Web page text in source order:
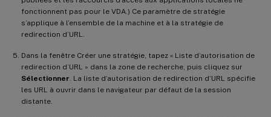
fonctionnent pas pour le VDA.) Ce paramètre de stratégie
s’applique à l’ensemble de la machine et à la stratégie de
redirection d’URL.
Dans la fenêtre Créer une stratégie, tapez « Liste d’autorisation de
redirection d’URL » dans la zone de recherche, puis cliquez sur
Sélectionner . La liste d’autorisation de redirection d’URL spécifie
les URL à ouvrir dans le navigateur par défaut de la session
distante.